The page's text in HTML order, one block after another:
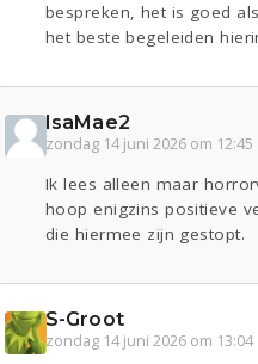
bespreken, het is goed
het beste begeleiden
IsaMae2
zondag 14 juni 2026 om 12:45
Ik lees alleen maar
hoop enigzins positieve
die hiermee zijn gestopt.
S-Groot
zondag 14 juni 2026 om 13:04